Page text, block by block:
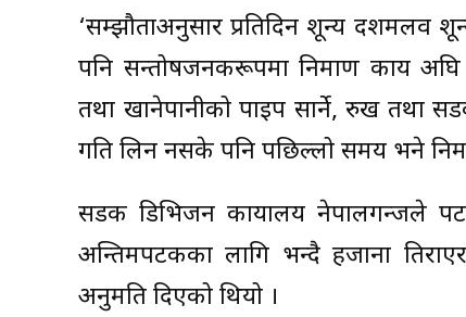
‘सम्झौताअनुसार प्रतिदिन शून्य दशमलव
पनि सन्तोषजनकरूपमा निर्माण कार्य
तथा खानेपानीको पाइप सार्ने, रुख तथा
गति लिन नसके पनि पछिल्लो समय भने
सडक डिभिजन कार्यालय नेपालगन्जले
अन्तिमपटकका लागि भन्दै हर्जाना
अनुमति दिएको थियो ।